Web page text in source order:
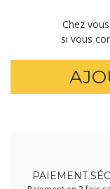
Chez vous
si vous
PAIEMENT